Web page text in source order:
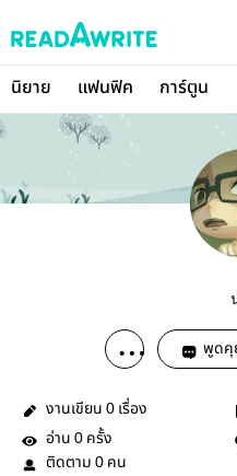
นิยาย แฟนฟิค การ์ตูน
พูดคุ
งานเขียน 0 เรื่อง
อ่าน 0 ครั้ง
ติดตาม 0 คน